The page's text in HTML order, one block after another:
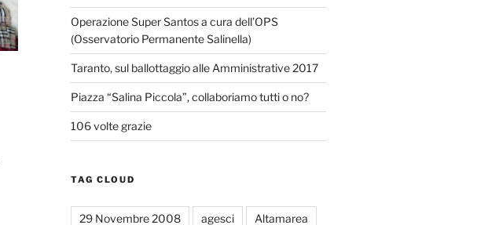
Operazione Super Santos a cura dell’OPS
(Osservatorio Permanente Salinella)
Taranto, sul ballottaggio alle Amministrative 2017
Piazza “Salina Piccola”, collaboriamo tutti o no?
106 volte grazie
TAG CLOUD
29 Novembre 2008 agesci Altamarea